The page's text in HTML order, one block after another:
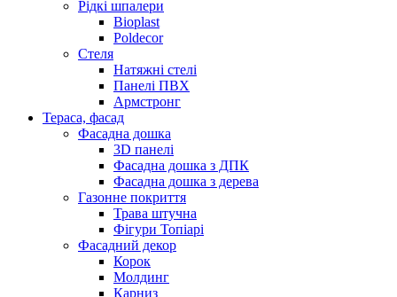
Рідкі шпалери
Bioplast
Poldecor
Стеля
Натяжні стелі
Панелі ПВХ
Армстронг
Тераса, фасад
Фасадна дошка
3D панелі
Фасадна дошка з ДПК
Фасадна дошка з дерева
Газонне покриття
Трава штучна
Фігури Топіарі
Фасадний декор
Корок
Молдинг
Карниз